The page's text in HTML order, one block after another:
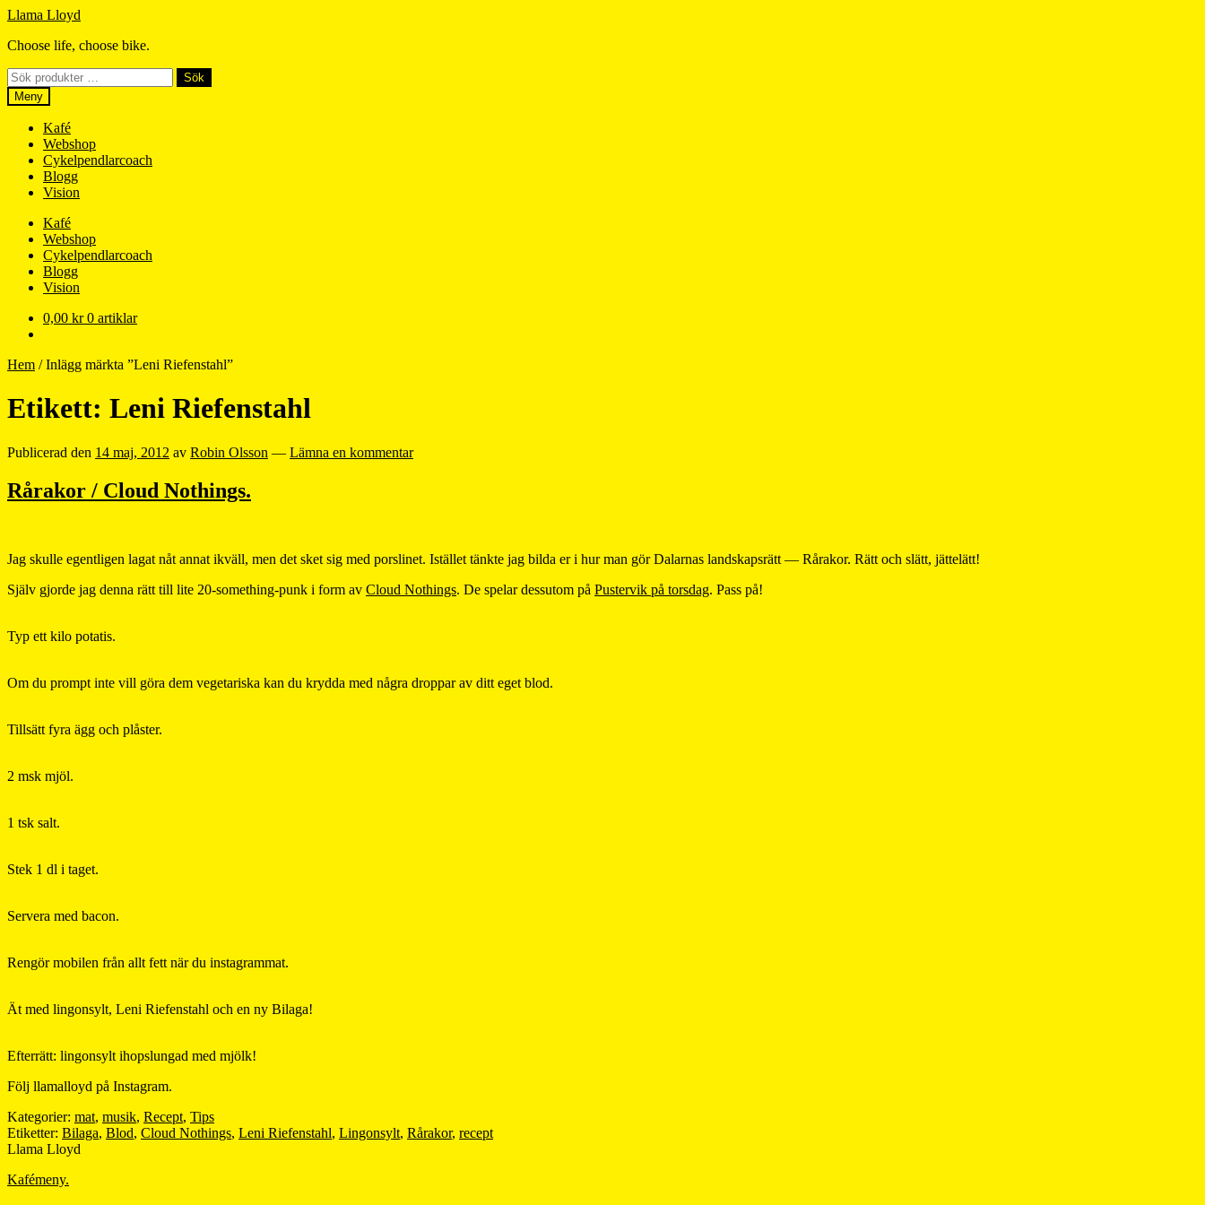
Hoppa
navigering
Hoppa
innehåll
Llama Lloyd
Choose life, choose bike.
Sök
efter:
Sök
Meny
Kafé
Webshop
Cykelpendlarcoach
Blogg
Vision
Kafé
Webshop
Cykelpendlarcoach
Blogg
Vision
0,00 kr 0 artiklar
Hem /Inlägg märkta ”Leni Riefenstahl”
Etikett: Leni Riefenstahl
Publicerad den 14 maj, 2012 av Robin Olsson — Lämna en kommentar
Rårakor / Cloud Nothings.
Jag skulle egentligen lagat nåt annat ikväll, men det sket sig med porslinet. Istället tänkte jag bilda er i hur man gör Dalarnas landskapsrätt — Rårakor. Rätt och slätt, jättelätt!
Själv gjorde jag denna rätt till lite 20-something-punk i form av Cloud Nothings. De spelar dessutom på Pustervik på torsdag. Pass på!
Typ ett kilo potatis.
Om du prompt inte vill göra dem vegetariska kan du krydda med några droppar av ditt eget blod.
Tillsätt fyra ägg och plåster.
2 msk mjöl.
1 tsk salt.
Stek 1 dl i taget.
Servera med bacon.
Rengör mobilen från allt fett när du instagrammat.
Ät med lingonsylt, Leni Riefenstahl och en ny Bilaga!
Efterrätt: lingonsylt ihopslungad med mjölk!
Följ llamalloyd på Instagram.
Kategorier: mat, musik, Recept, Tips
Etiketter: Bilaga, Blod, Cloud Nothings, Leni Riefenstahl, Lingonsylt, Rårakor, recept
Llama Lloyd
Kafémeny.